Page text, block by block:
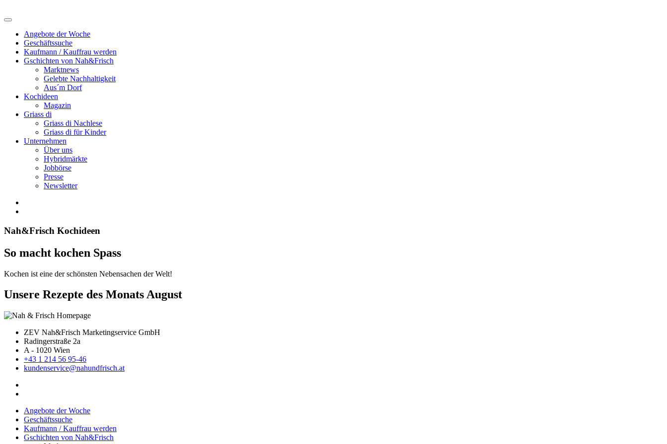
Angebote der Woche
Geschäftssuche
Kaufmann / Kauffrau werden
Gschichten von Nah&Frisch
Marktnews
Gelebte Nachhaltigkeit
Aus´m Dorf
Kochideen
Magazin
Griass di
Griass di Nachlese
Griass di für Kinder
Unternehmen
Über uns
Hybridmärkte
Jobbörse
Presse
Newsletter
Nah&Frisch Kochideen
So macht kochen Spass
Kochen ist eine der schönsten Nebensachen der Welt!
Unsere Rezepte des Monats August
ZEV Nah&Frisch Marketingservice GmbH
Radingerstraße 2a
A - 1020 Wien
+43 1 214 56 95-46
kundenservice@nahundfrisch.at
Angebote der Woche
Geschäftssuche
Kaufmann / Kauffrau werden
Gschichten von Nah&Frisch